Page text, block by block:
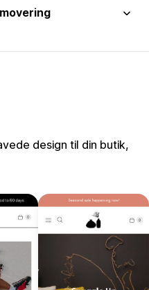
design til din butik,